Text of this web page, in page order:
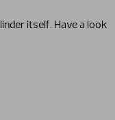
itself. Have a look